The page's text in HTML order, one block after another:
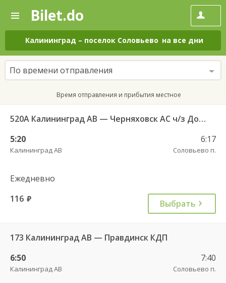
—
Поиск
и
покупка
билетов
на
автобус
онлайн
Bilet.do
Калининград – поселок Соловьево на все дни
По времени отправления
Время отправления и прибытия местное
520А Калининград АВ — Черняховск АС ч/з Домново п., Правдинск КДП
5:20
Калининград АВ
6:17
Соловьево п.
Ежедневно
116 руб. Выбрать
173 Калининград АВ — Правдинск КДП
6:50
Калининград АВ
7:40
Соловьево п.